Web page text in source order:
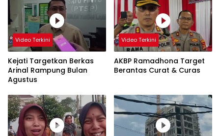
Video Terkini
Kejati Targetkan Berkas
Arinal Rampung Bulan
Agustus
Video Terkini
AKBP Ramadhona Target
Berantas Curat & Curas